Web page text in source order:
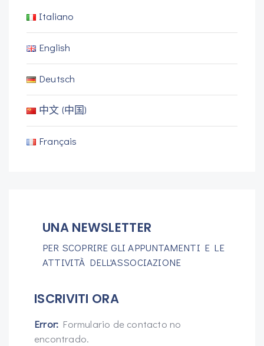
Italiano
English
Deutsch
中文 (中国)
Français
UNA NEWSLETTER
PER SCOPRIRE GLI APPUNTAMENTI E LE
ATTIVITÀ DELL'ASSOCIAZIONE
ISCRIVITI ORA
Error: Formulario de contacto no
encontrado.